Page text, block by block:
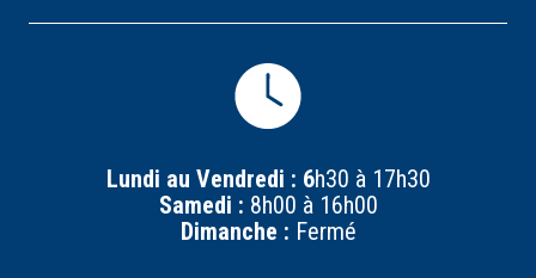
Lundi au Vendredi : 6h30 à 17h30
Samedi : 8h00 à 16h00
Dimanche : Fermé